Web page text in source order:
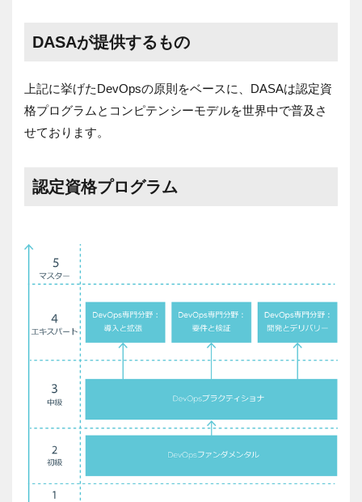
DASAが提供するもの
上記に挙げたDevOpsの原則をベースに、DASAは認定資
格プログラムとコンピテンシーモデルを世界中で普及さ
せております。
認定資格プログラム